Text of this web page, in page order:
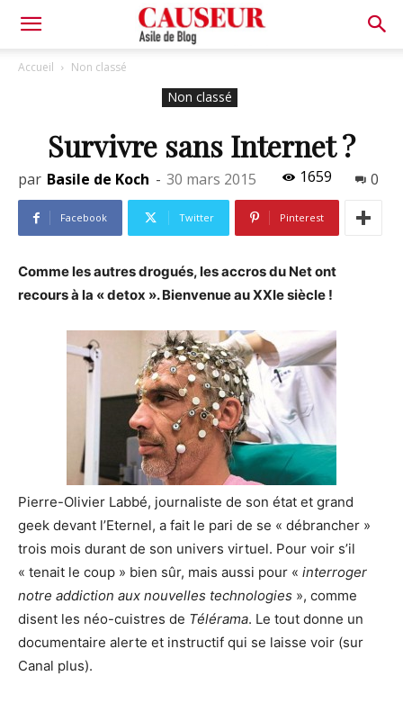
Asile
Blog
Accueil Non classé
Non classé
Survivre sans Internet ?
par Basile de Koch - 30 mars 2015 1659 0
Facebook Twitter Pinterest
Comme les autres drogués, les accros du Net ont
recours à la « detox ». Bienvenue au XXIe siècle !
Pierre-Olivier Labbé, journaliste de son état et grand
geek devant l’Eternel, a fait le pari de se « débrancher »
trois mois durant de son univers virtuel. Pour voir s’il
« tenait le coup » bien sûr, mais aussi pour « interroger
notre addiction aux nouvelles technologies », comme
disent les néo-cuistres de Télérama. Le tout donne un
documentaire alerte et instructif qui se laisse voir (sur
Canal plus).